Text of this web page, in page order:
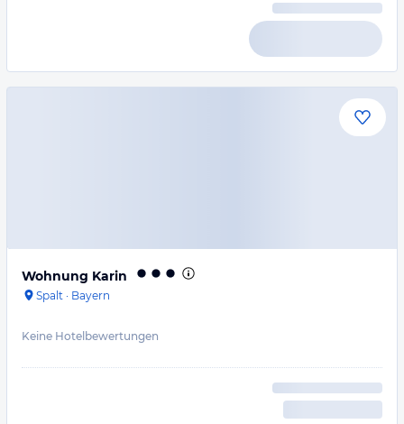
Wohnung Karin
Spalt · Bayern
Keine Hotelbewertungen